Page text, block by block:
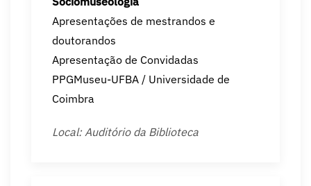
Apresentações de mestrandos e
doutorandos
Apresentação de Convidadas
PPGMuseu-UFBA / Universidade de
Coimbra
Local: Auditório da Biblioteca